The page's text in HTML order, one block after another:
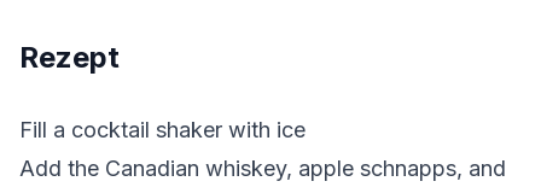
Rezept
Fill a cocktail shaker with ice
Add the Canadian whiskey, apple schnapps, and